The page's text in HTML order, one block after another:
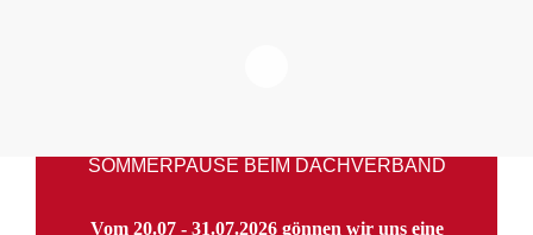
SOMMERPAUSE BEIM DACHVERBAND
Vom 20.07 - 31.07.2026 gönnen wir uns eine